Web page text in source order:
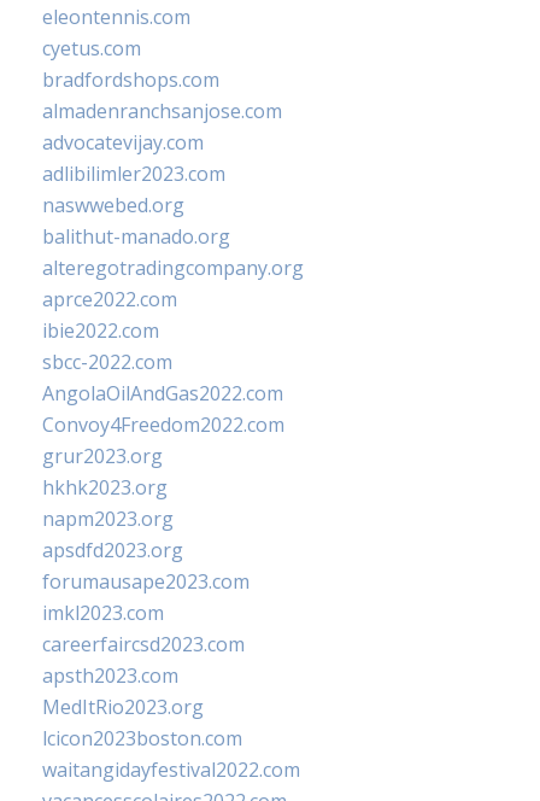
eleontennis.com
cyetus.com
bradfordshops.com
almadenranchsanjose.com
advocatevijay.com
adlibilimler2023.com
naswwebed.org
balithut-manado.org
alteregotradingcompany.org
aprce2022.com
ibie2022.com
sbcc-2022.com
AngolaOilAndGas2022.com
Convoy4Freedom2022.com
grur2023.org
hkhk2023.org
napm2023.org
apsdfd2023.org
forumausape2023.com
imkl2023.com
careerfaircsd2023.com
apsth2023.com
MedItRio2023.org
lcicon2023boston.com
waitangidayfestival2022.com